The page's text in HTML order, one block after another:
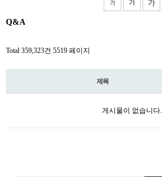
Q&A
Total 359,323건 5519 페이지
제목
게시물이 없습니다.